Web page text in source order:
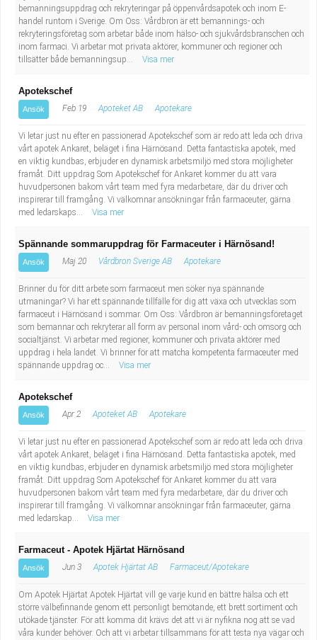
bemanningsuppdrag och rekryteringar på öppenvårdsapotek och inom E-
handel runtom i Sverige. Om Oss: Vårdbron är ett bemannings- och
rekryteringsföretag som arbetar både inom hälso- och sjukvårdsbranschen och
inom farmaci. Vi arbetar mot privata aktörer, kommuner och regioner och
tillsätter både bemanningsup...
Visa mer
Apotekschef
Ansök Feb 19 Apoteket AB Apotekare
Vi letar just nu efter en passionerad Apotekschef som är redo att leda och driva
vårt apotek Ankaret, beläget i fina Härnösand. Detta fantastiska apotek, med
en viktig kundbas, erbjuder en dynamisk arbetsmiljö med stora möjligheter
framåt. Ditt uppdrag Som Apotekschef för Ankaret kommer du att vara
huvudpersonen bakom vårt team med fyra medarbetare, där du driver och
inspirerar till framgång. Vi välkomnar ansökningar från farmaceuter, gärna
med ledarskaps...
Visa mer
Spännande sommaruppdrag för Farmaceuter i Härnösand!
Ansök Maj 20 Vårdbron Sverige AB Apotekare
Brinner du för ditt arbete som farmaceut men söker nya spännande
utmaningar? Vi har ett spännande tillfälle för dig att växa och utvecklas som
farmaceut i Härnösand i sommar. Om Oss: Vårdbron är bemanningsföretaget
som bemannar och rekryterar all form av personal inom vård- och omsorg och
socialtjänst. Vi arbetar med regioner, kommuner och privata aktörer med
uppdrag i hela landet. Vi brinner för att matcha kompetenta farmaceuter med
spännande uppdrag oc...
Visa mer
Apotekschef
Ansök Apr 2 Apoteket AB Apotekare
Vi letar just nu efter en passionerad Apotekschef som är redo att leda och driva
vårt apotek Ankaret, beläget i fina Härnösand. Detta fantastiska apotek, med
en viktig kundbas, erbjuder en dynamisk arbetsmiljö med stora möjligheter
framåt. Ditt uppdrag Som Apotekschef för Ankaret kommer du att vara
huvudpersonen bakom vårt team med fyra medarbetare, där du driver och
inspirerar till framgång. Vi välkomnar ansökningar från farmaceuter, gärna
med ledarskap...
Visa mer
Farmaceut - Apotek Hjärtat Härnösand
Ansök Jun 3 Apotek Hjärtat AB Farmaceut/Apotekare
Om Apotek Hjärtat Apotek Hjärtat vill ge varje kund en bättre hälsa och ett
större välbefinnande genom ett personligt bemötande, ett brett sortiment och
utökade tjänster. För att komma dit krävs det att vi är nyfikna nog att se vad
våra kunder behöver. Och att vi arbetar tillsammans för att testa nya vägar och